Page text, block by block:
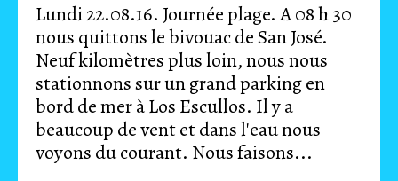
Lundi 22.08.16. Journée plage. A 08 h 30
nous quittons le bivouac de San José.
Neuf kilomètres plus loin, nous nous
stationnons sur un grand parking en
bord de mer à Los Escullos. Il y a
beaucoup de vent et dans l'eau nous
voyons du courant. Nous faisons...